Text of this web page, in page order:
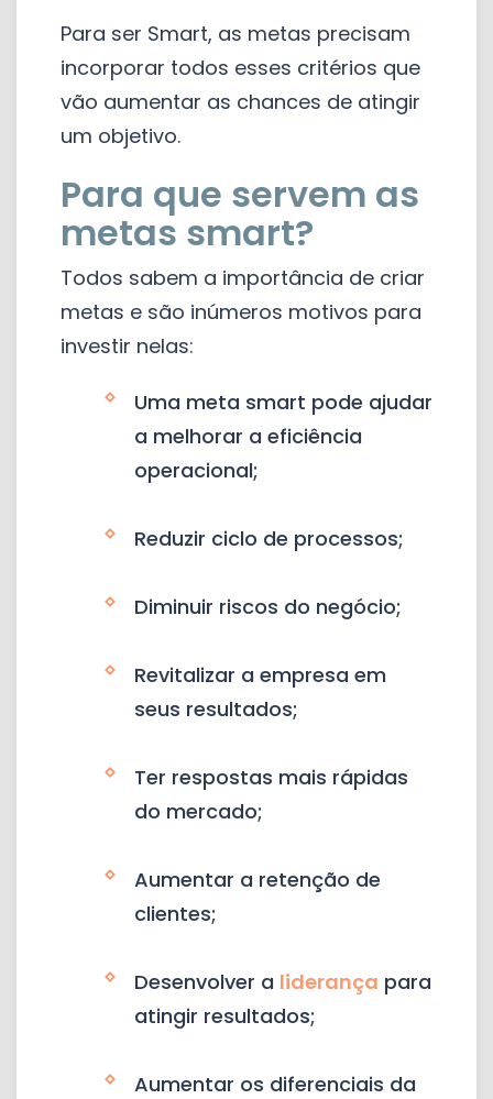
Para ser Smart, as metas precisam
incorporar todos esses critérios que
vão aumentar as chances de atingir
um objetivo.
Para que servem as
metas smart?
Todos sabem a importância de criar
metas e são inúmeros motivos para
investir nelas:
Uma meta smart pode ajudar
a melhorar a eficiência
operacional;
Reduzir ciclo de processos;
Diminuir riscos do negócio;
Revitalizar a empresa em
seus resultados;
Ter respostas mais rápidas
do mercado;
Aumentar a retenção de
clientes;
Desenvolver a liderança para
atingir resultados;
Aumentar os diferenciais da